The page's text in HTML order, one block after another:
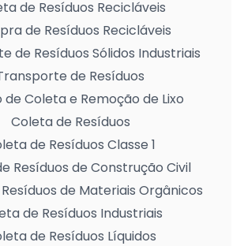
de Resíduos Recicláveis
de Resíduos Recicláveis
de Resíduos Sólidos Industriais
de Resíduos
de Coleta e Remoção de Lixo
Coleta de Resíduos
de Resíduos Classe 1
Resíduos de Construção Civil
de Materiais Orgânicos
de Resíduos Industriais
de Resíduos Líquidos